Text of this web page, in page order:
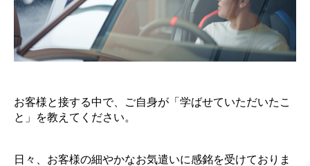
お客様と接する中で、ご自身が「学ばせていただいたこ
と」を教えてください。
日々、お客様の細やかなお気遣いに感銘を受けておりま